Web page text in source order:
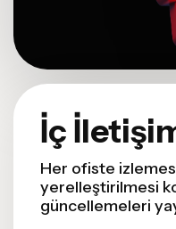
İç
Her ofiste
yerelleştirilmesi
güncellemeleri